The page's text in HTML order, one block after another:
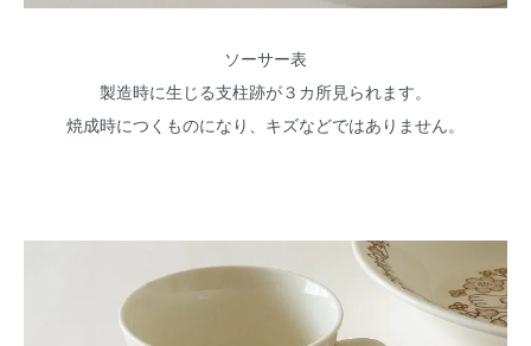
ソーサー表
製造時に生じる支柱跡が３カ所見られます。
焼成時につくものになり、キズなどではありません。